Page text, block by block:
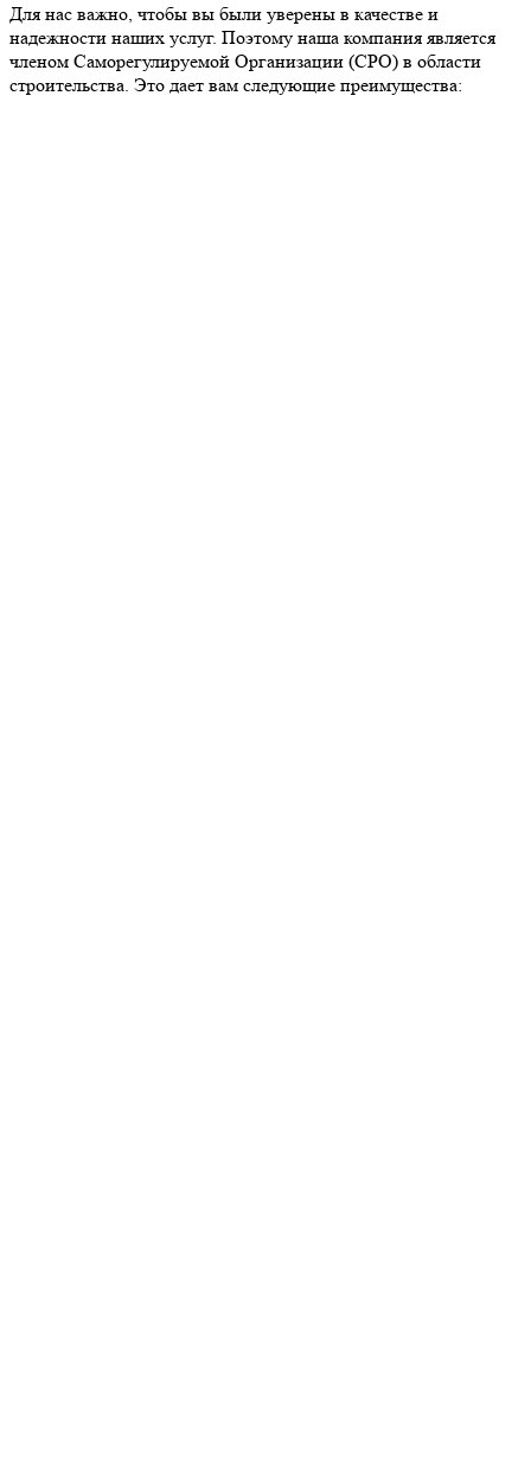
Для нас важно, чтобы вы были уверены в качестве и
надежности наших услуг. Поэтому наша компания является
членом Саморегулируемой Организации (СРО) в области
строительства. Это дает вам следующие преимущества: